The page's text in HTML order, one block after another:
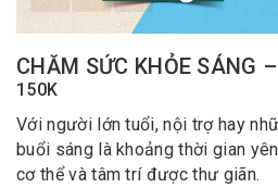
CHĂM SỨC KHỎE SÁNG
150K
Với người lớn tuổi, nội trợ hay
buổi sáng là khoảng thời gian
cơ thể và tâm trí được thư giãn.